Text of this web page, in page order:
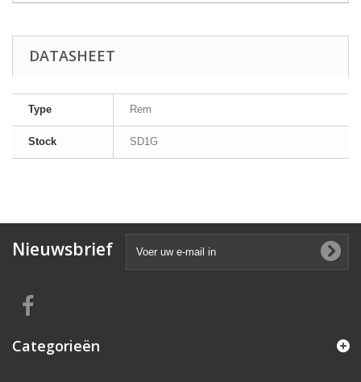
DATASHEET
Type Rem
Stock SD1G
Nieuwsbrief
Categorieën